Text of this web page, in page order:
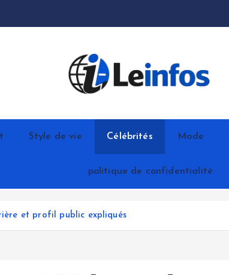
Style de vie Célébrités Mode
politique de confidentialité
et profil public expliqués